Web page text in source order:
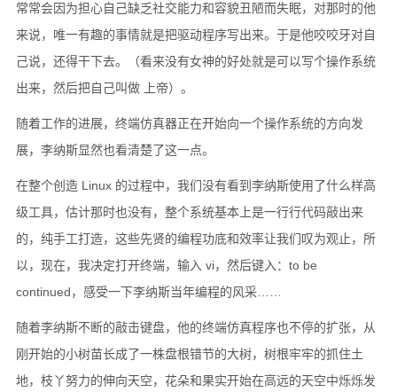
常常会因为担心自己缺乏社交能力和容貌丑陋而失眠，对那时的他
来说，唯一有趣的事情就是把驱动程序写出来。于是他咬咬牙对自
己说，还得干下去。（看来没有女神的好处就是可以写个操作系统
出来，然后把自己叫做 上帝）。
随着工作的进展，终端仿真器正在开始向一个操作系统的方向发
展，李纳斯显然也看清楚了这一点。
在整个创造 Linux 的过程中，我们没有看到李纳斯使用了什么样高
级工具，估计那时也没有，整个系统基本上是一行行代码敲出来
的，纯手工打造，这些先贤的编程功底和效率让我们叹为观止，所
以，现在，我决定打开终端，输入 vi，然后键入：to be
continued，感受一下李纳斯当年编程的风采……
随着李纳斯不断的敲击键盘，他的终端仿真程序也不停的扩张，从
刚开始的小树苗长成了一株盘根错节的大树，树根牢牢的抓住土
地，枝丫努力的伸向天空，花朵和果实开始在高远的天空中烁烁发